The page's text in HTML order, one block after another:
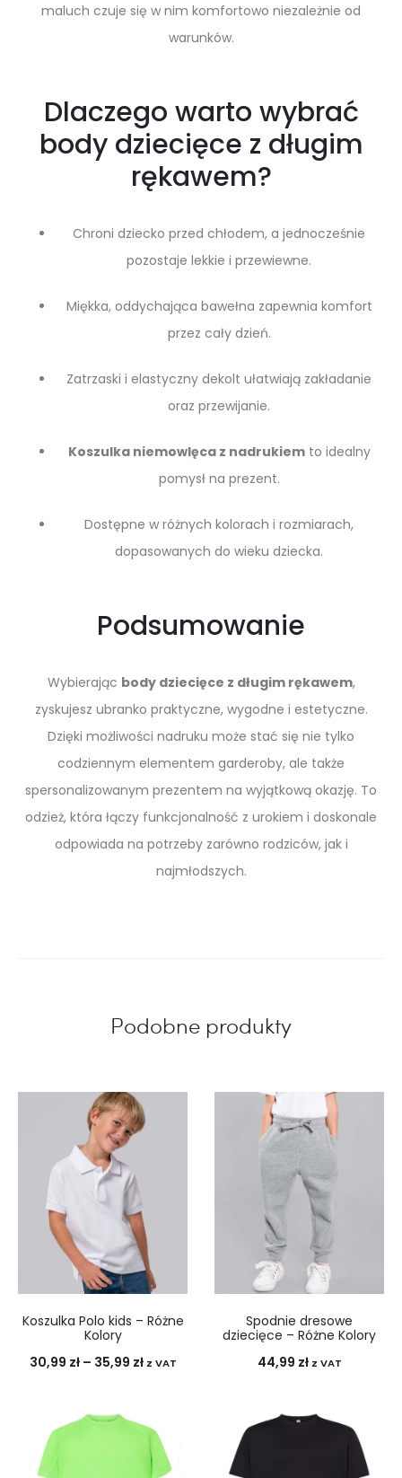
maluch czuje się w nim komfortowo niezależnie od
warunków.
Dlaczego warto wybrać
body dziecięce z długim
rękawem?
Chroni dziecko przed chłodem, a jednocześnie
pozostaje lekkie i przewiewne.
Miękka, oddychająca bawełna zapewnia komfort
przez cały dzień.
Zatrzaski i elastyczny dekolt ułatwiają zakładanie
oraz przewijanie.
Koszulka niemowlęca z nadrukiemto idealny
pomysł na prezent.
Dostępne w różnych kolorach i rozmiarach,
dopasowanych do wieku dziecka.
Podsumowanie
Wybierając body dziecięce z długim rękawem,
zyskujesz ubranko praktyczne, wygodne i estetyczne.
Dzięki możliwości nadruku może stać się nie tylko
codziennym elementem garderoby, ale także
spersonalizowanym prezentem na wyjątkową okazję. To
odzież, która łączy funkcjonalność z urokiem i doskonale
odpowiada na potrzeby zarówno rodziców, jak i
najmłodszych.
Podobne produkty
Koszulka Polo kids – Różne
Kolory
30,99 zł – 35,99 zł z VAT
Spodnie dresowe
dziecięce – Różne Kolory
44,99 zł z VAT